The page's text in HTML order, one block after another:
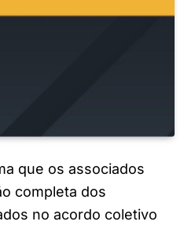
que os associados
completa dos
no acordo coletivo